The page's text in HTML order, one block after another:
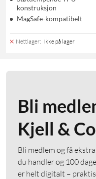
konstruksjon
MagSafe-kompatibelt
Nettlager: Ikke på lager
Bli
Kjell &
Bli medlem og få
du handler og 100
er helt digitalt –